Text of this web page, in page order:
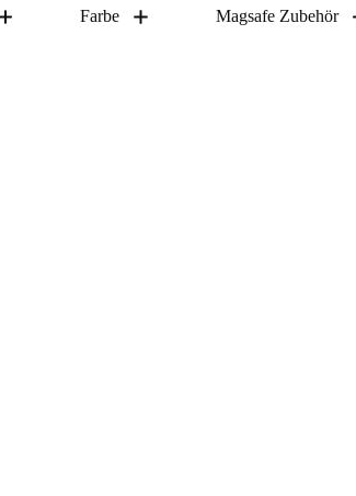
Farbe Magsafe Zubehör